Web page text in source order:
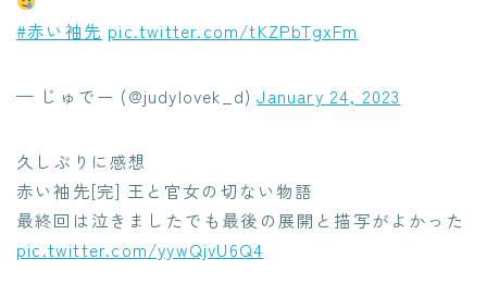
#赤い袖先 pic.twitter.com/tKZPbTgxFm
— じゅでー (@judylovek_d)January 24, 2023
久しぶりに感想
赤い袖先[完] 王と官女の切ない物語
最終回は泣きましたでも最後の展開と描写がよかった
pic.twitter.com/yywQjvU6Q4